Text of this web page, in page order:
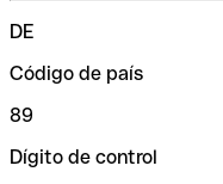
DE
Código de país
89
Dígito de control